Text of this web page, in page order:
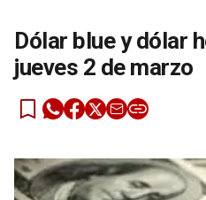
Dólar blue y dólar
jueves 2 de marzo